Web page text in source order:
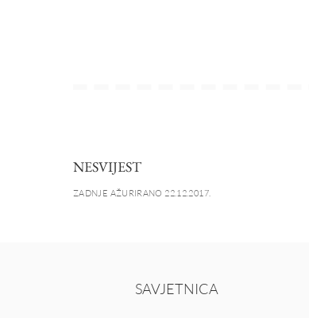
NESVIJEST
ZADNJE AŽURIRANO 22.12.2017.
SAVJETNICA